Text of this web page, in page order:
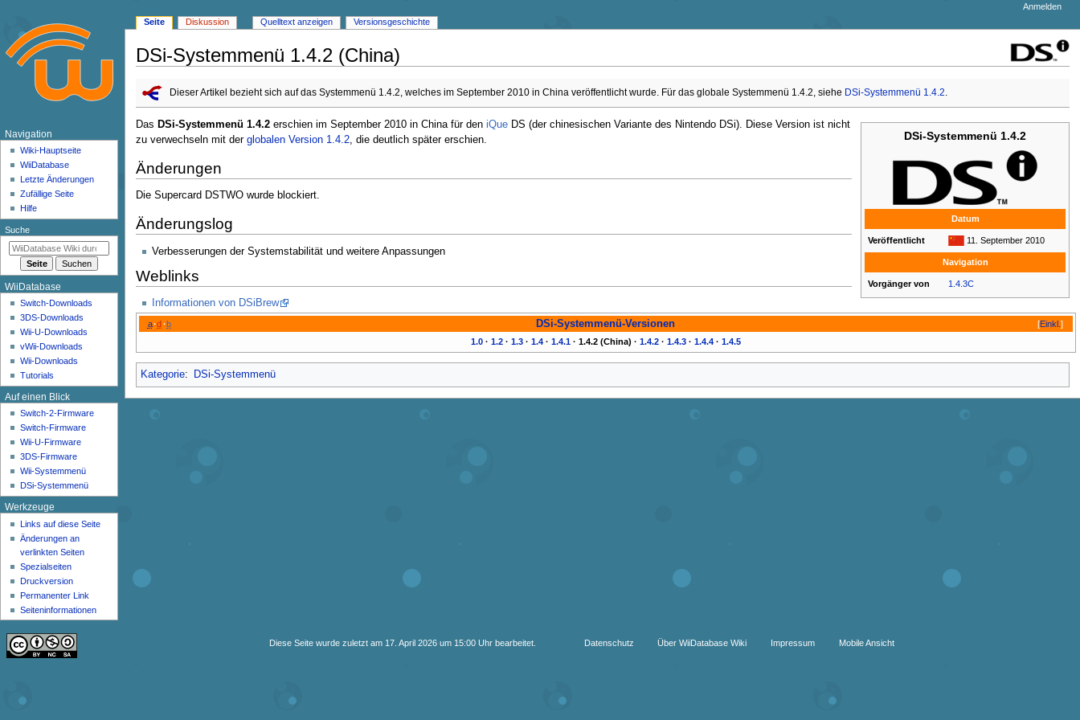
DSi-Systemmenü 1.4.2 (China)
Navigation
Suche
Dieser Artikel bezieht sich auf das Systemmenü 1.4.2, welches im September 2010 in China veröffentlicht wurde. Für das globale Systemmenü 1.4.2, siehe DSi-Systemmenü 1.4.2
DSi-Systemmenü 1.4.2
Datum
Veröffentlicht 11. September 2010
Navigation
Vorgänger von 1.4.3C
Das DSi-Systemmenü 1.4.2erschien im September 2010 in China für den iQueDS (der chinesischen Variante des Nintendo DSi). Diese Version ist nicht
zu verwechseln mit der globalen Version 1.4.2, die deutlich später erschien.
Änderungen
Die Supercard DSTWO wurde blockiert.
Änderungslog
Verbesserungen der Systemstabilität und weitere Anpassungen
Weblinks
Informationen von DSiBrew
[Einkl.]
a d b DSi-Systemmenü-Versionen
1.0 · 1.2 · 1.3 · 1.4 · 1.4.1 · 1.4.2 (China) · 1.4.2 · 1.4.3 · 1.4.4 · 1.4.5
Kategorie: DSi-Systemmenü
N
a
o
n
m
ü
Seite Diskussion Quelltext anzeigen Versionsgeschichte
Anmelden
Navigation
Wiki-Hauptseite
WiiDatabase
Letzte Änderungen
Zufällige Seite
Hilfe
Suche
WiiDatabase
Switch-Downloads
3DS-Downloads
Wii-U-Downloads
vWii-Downloads
Wii-Downloads
Tutorials
Auf einen Blick
Switch-2-Firmware
Switch-Firmware
Wii-U-Firmware
3DS-Firmware
Wii-Systemmenü
DSi-Systemmenü
Werkzeuge
Links auf diese Seite
Änderungen an
verlinkten Seiten
Spezialseiten
Druckversion
Permanenter Link
Seiten­­informationen
Diese Seite wurde zuletzt am 17. April 2026 um 15:00 Uhr bearbeitet. Datenschutz Über WiiDatabase Wiki Impressum Mobile Ansicht